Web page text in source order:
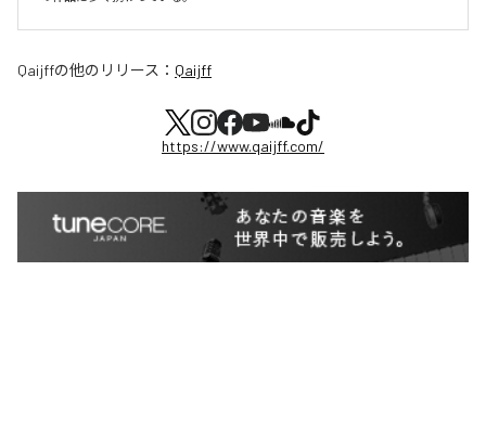
Qaijffの他のリリース： Qaijff
https://www.qaijff.com/